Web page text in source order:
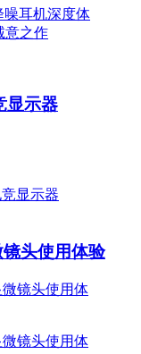
显示器
头使用体验